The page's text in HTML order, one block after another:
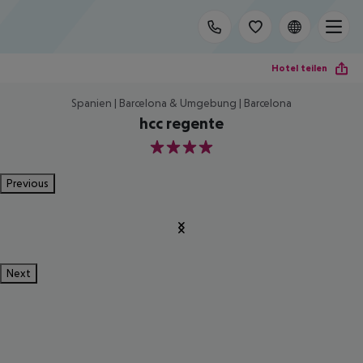
Hotel teilen
Spanien | Barcelona & Umgebung | Barcelona
hcc regente
4
Previous
Next